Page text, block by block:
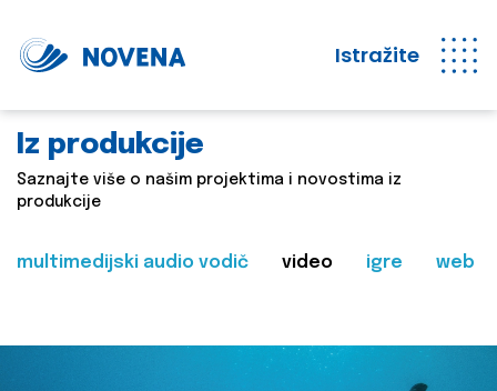
Istražite
Iz produkcije
Saznajte više o našim projektima i novostima iz
produkcije
multimedijski audio vodič video igre web